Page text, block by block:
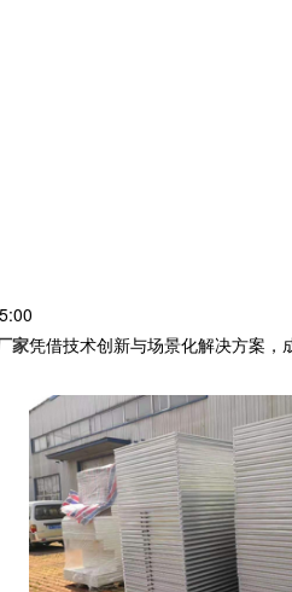
家凭借技术创新与场景化解决方案，